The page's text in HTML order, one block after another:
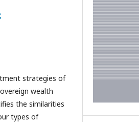
strategies of
wealth
the similarities
types of